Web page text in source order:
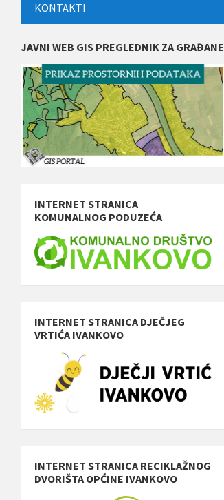
KONTAKTI
JAVNI WEB GIS PREGLEDNIK ZA GRAĐANE
INTERNET STRANICA
KOMUNALNOG PODUZEĆA
INTERNET STRANICA DJEČJEG
VRTIĆA IVANKOVO
INTERNET STRANICA RECIKLAŽNOG
DVORIŠTA OPĆINE IVANKOVO